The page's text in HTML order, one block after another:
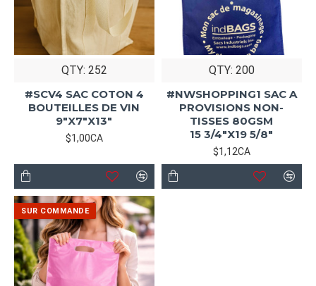
QTY: 252
#SCV4 SAC COTON 4
BOUTEILLES DE VIN
9"X7"X13"
$1,00CA
QTY: 200
#NWSHOPPING1 SAC A
PROVISIONS NON-
TISSES 80GSM
15 3/4"X19 5/8"
$1,12CA